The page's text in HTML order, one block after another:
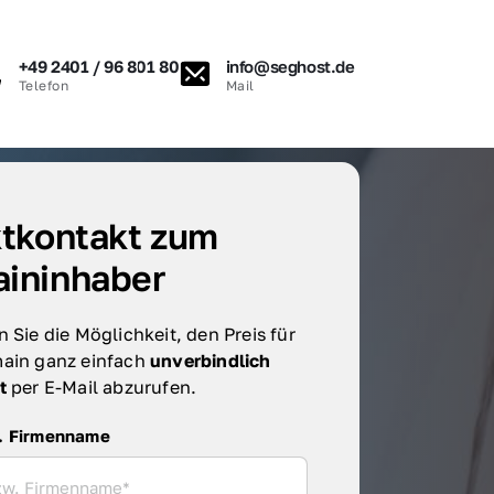
+49 2401 / 96 801 80
Telefon
info@seghost.de
Mail
zum
Sie die Möglichkeit, den Preis für
ganz einfach
per E-Mail abzurufen.
Firmenname